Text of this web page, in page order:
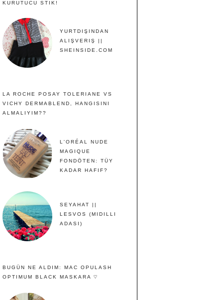
KURUTUCU STIK!
YURTDIŞINDAN
ALIŞVERIŞ ||
SHEINSIDE.COM
LA ROCHE POSAY TOLERIANE VS
VICHY DERMABLEND, HANGISINI
ALMALIYIM??
L'ORÉAL NUDE
MAGIQUE
FONDÖTEN: TÜY
KADAR HAFIF?
SEYAHAT ||
LESVOS (MIDILLI
ADASI)
BUGÜN NE ALDIM: MAC OPULASH
OPTIMUM BLACK MASKARA ♡